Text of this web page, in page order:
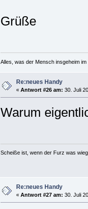
Grüße
Alles, was der Mensch insgeheim
Re:neues Handy
« Antwort #26 am: 30. Juli
Warum
Scheiße ist, wenn der Furz was
Re:neues Handy
« Antwort #27 am: 30. Juli